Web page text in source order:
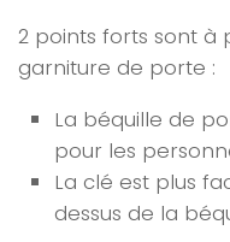
2 points forts sont
garniture de porte :
La béquille de
pour les
La clé est plus
dessus de la